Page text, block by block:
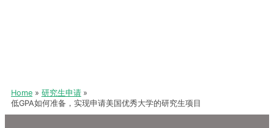
Home
研究生申请
低GPA如何准备，实现申请美国优秀大学的研究生项目